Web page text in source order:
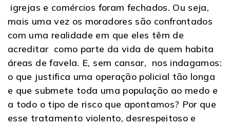
igrejas e comércios foram fechados. Ou seja,
mais uma vez os moradores são confrontados
com uma realidade em que eles têm de
acreditar como parte da vida de quem habita
áreas de favela. E, sem cansar, nos indagamos:
o que justifica uma operação policial tão longa
e que submete toda uma população ao medo e
a todo o tipo de risco que apontamos? Por que
esse tratamento violento, desrespeitoso e